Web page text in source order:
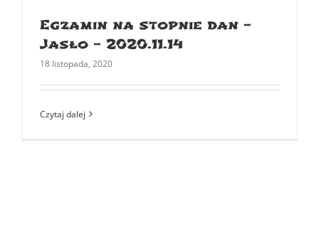
Egzamin na stopnie dan –
Jasło – 2020.11.14
18 listopada, 2020
Czytaj dalej